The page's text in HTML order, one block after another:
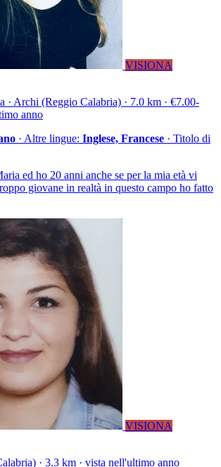
VISIONA
· Archi (Reggio Calabria) · 7.0 km · €7.00-
anno
· Altre lingue: Inglese, Francese · Titolo di
ed ho 20 anni anche se per la mia età vi
giovane in realtà in questo campo ho fatto
VISIONA
· 3.3 km · vista nell'ultimo anno